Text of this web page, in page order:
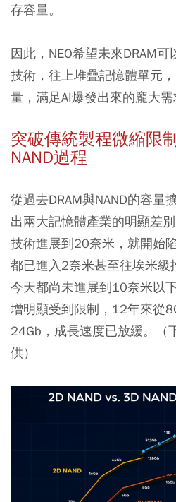
存容量。
因此，NEO希望未來DRAM
技術，往上堆疊記憶體單元
量，滿足AI爆發出來的龐大需
突破傳統製程微縮限
NAND過程
從過去DRAM與NAND的容量
出兩大記憶體產業的明顯差
技術進展到20奈米，就開始
都已進入2奈米甚至往埃米級
今天都尚未進展到10奈米以
增明顯受到限制，12年來從
24Gb，成長速度已放緩。（
供）